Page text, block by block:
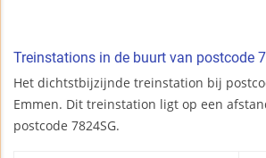
Treinstations in de buurt van postcode
Het dichtstbijzijnde treinstation bij
Emmen. Dit treinstation ligt op een
postcode 7824SG.